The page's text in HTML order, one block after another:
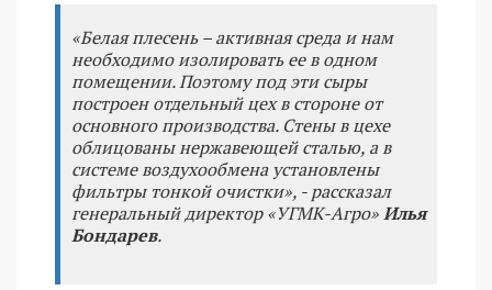
«Белая плесень – активная среда и нам
необходимо изолировать ее в одном
помещении. Поэтому под эти сыры
построен отдельный цех в стороне от
основного производства. Стены в цехе
облицованы нержавеющей сталью, а в
системе воздухообмена установлены
фильтры тонкой очистки», - рассказал
генеральный директор «УГМК-Агро»Илья
Бондарев.